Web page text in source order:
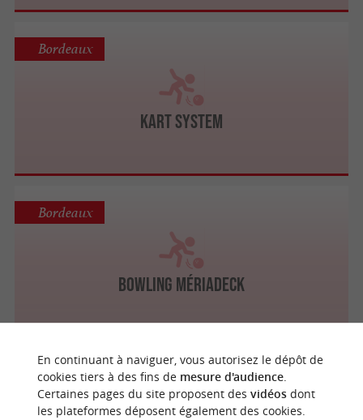
KART System
Bordeaux
Bowling Mériadeck
Bordeaux
Langon
En continuant à naviguer, vous autorisez le dépôt de
cookies tiers à des fins de mesure d'audience.
Certaines pages du site proposent des vidéosdont
les plateformes déposent également des cookies.